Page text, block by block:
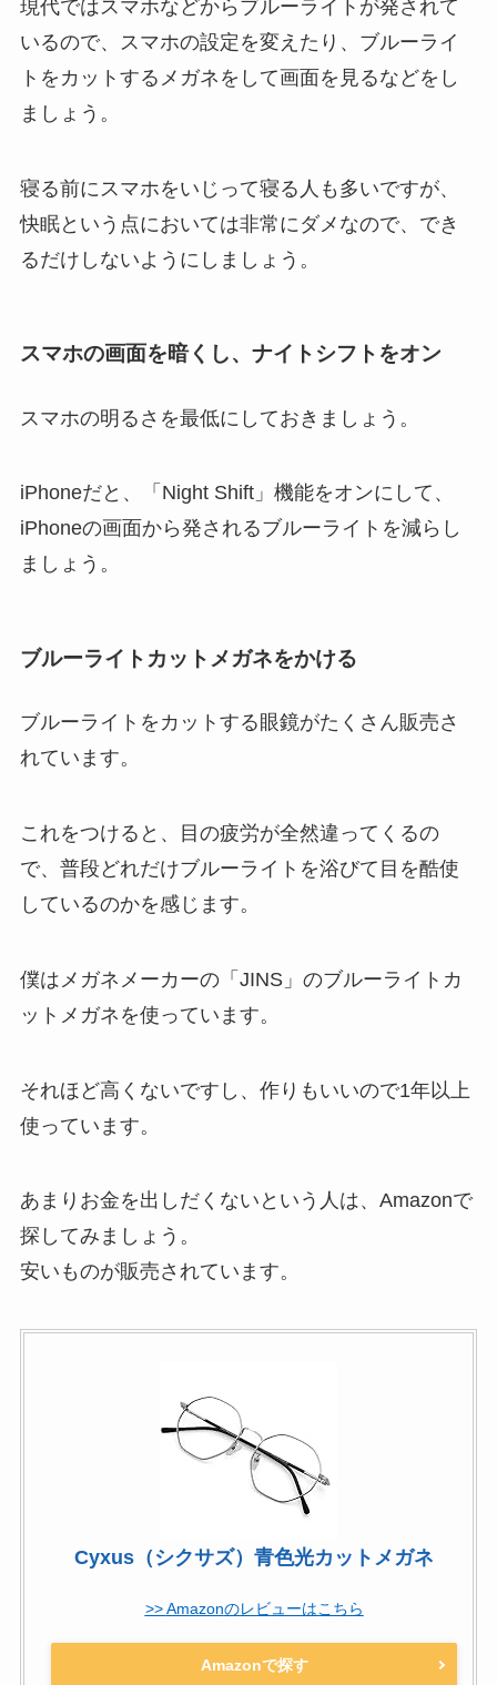
現代ではスマホなどからブルーライトが発されて
いるので、スマホの設定を変えたり、ブルーライ
トをカットするメガネをして画面を見るなどをし
ましょう。
寝る前にスマホをいじって寝る人も多いですが、
快眠という点においては非常にダメなので、でき
るだけしないようにしましょう。
スマホの画面を暗くし、ナイトシフトをオン
スマホの明るさを最低にしておきましょう。
iPhoneだと、「Night Shift」機能をオンにして、
iPhoneの画面から発されるブルーライトを減らし
ましょう。
ブルーライトカットメガネをかける
ブルーライトをカットする眼鏡がたくさん販売さ
れています。
これをつけると、目の疲労が全然違ってくるの
で、普段どれだけブルーライトを浴びて目を酷使
しているのかを感じます。
僕はメガネメーカーの「JINS」のブルーライトカ
ットメガネを使っています。
それほど高くないですし、作りもいいので1年以上
使っています。
あまりお金を出しだくないという人は、Amazonで
探してみましょう。
安いものが販売されています。
Cyxus（シクサズ）青色光カットメガネ
Amazon
Amazonで探す